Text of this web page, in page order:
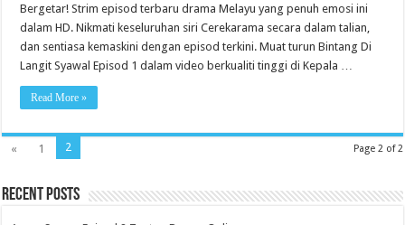
Bergetar! Strim episod terbaru drama Melayu yang penuh emosi ini
dalam HD. Nikmati keseluruhan siri Cerekarama secara dalam talian,
dan sentiasa kemaskini dengan episod terkini. Muat turun Bintang Di
Langit Syawal Episod 1 dalam video berkualiti tinggi di Kepala …
Read More »
Page 2 of 2
« 1 2
Recent Posts